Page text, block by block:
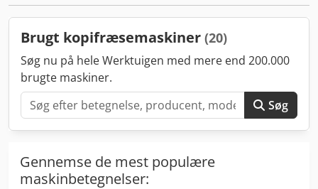
Pneumatisk profilsparammesystem • Højfrekvent motor
Brugt kopifræsemaskiner (20)
Søg nu på hele Werktuigen med mere end 200.000
brugte maskiner.
Søg
Gennemse de mest populære
maskinbetegnelser: